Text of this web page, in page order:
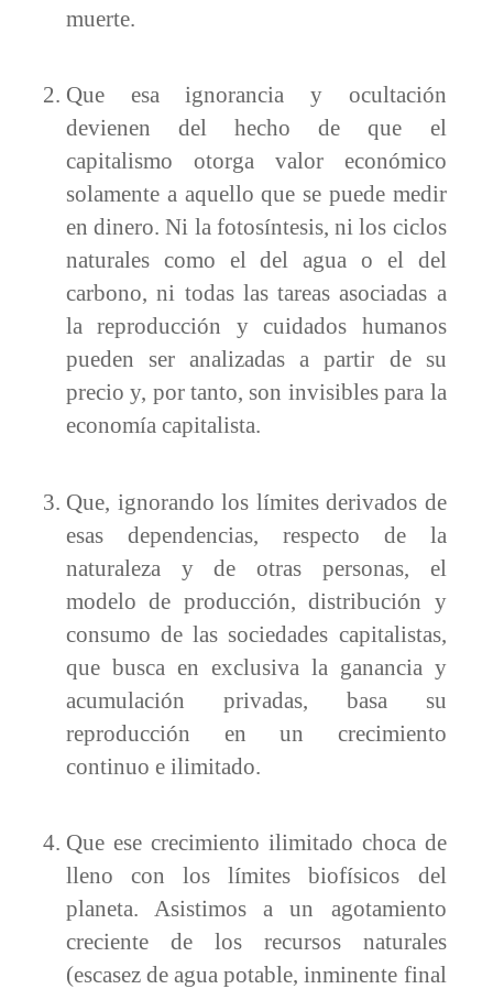
muerte.
Que esa ignorancia y ocultación
devienen del hecho de que el
capitalismo otorga valor económico
solamente a aquello que se puede medir
en dinero. Ni la fotosíntesis, ni los ciclos
naturales como el del agua o el del
carbono, ni todas las tareas asociadas a
la reproducción y cuidados humanos
pueden ser analizadas a partir de su
precio y, por tanto, son invisibles para la
economía capitalista.
Que, ignorando los límites derivados de
esas dependencias, respecto de la
naturaleza y de otras personas, el
modelo de producción, distribución y
consumo de las sociedades capitalistas,
que busca en exclusiva la ganancia y
acumulación privadas, basa su
reproducción en un crecimiento
continuo e ilimitado.
Que ese crecimiento ilimitado choca de
lleno con los límites biofísicos del
planeta. Asistimos a un agotamiento
creciente de los recursos naturales
(escasez de agua potable, inminente final